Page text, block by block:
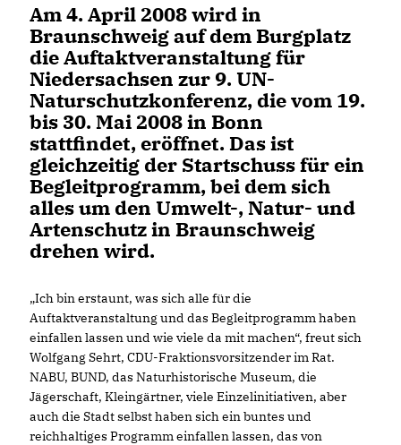
Am 4. April 2008 wird in
Braunschweig auf dem Burgplatz
die Auftaktveranstaltung für
Niedersachsen zur 9. UN-
Naturschutzkonferenz, die vom 19.
bis 30. Mai 2008 in Bonn
stattfindet, eröffnet. Das ist
gleichzeitig der Startschuss für ein
Begleitprogramm, bei dem sich
alles um den Umwelt-, Natur- und
Artenschutz in Braunschweig
drehen wird.
Ich bin erstaunt, was sich alle für die
Auftaktveranstaltung und das Begleitprogramm haben
einfallen lassen und wie viele da mit machen“, freut sich
Wolfgang Sehrt, CDU-Fraktionsvorsitzender im Rat.
NABU, BUND, das Naturhistorische Museum, die
Jägerschaft, Kleingärtner, viele Einzelinitiativen, aber
auch die Stadt selbst haben sich ein buntes und
reichhaltiges Programm einfallen lassen, das von